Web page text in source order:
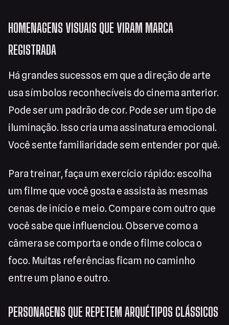
HOMENAGENS VISUAIS QUE VIRAM MARCA
REGISTRADA
Há grandes sucessos em que a direção de arte
usa símbolos reconhecíveis do cinema anterior.
Pode ser um padrão de cor. Pode ser um tipo de
iluminação. Isso cria uma assinatura emocional.
Você sente familiaridade sem entender por quê.
Para treinar, faça um exercício rápido: escolha
um filme que você gosta e assista às mesmas
cenas de início e meio. Compare com outro que
você sabe que influenciou. Observe como a
câmera se comporta e onde o filme coloca o
foco. Muitas referências ficam no caminho
entre um plano e outro.
PERSONAGENS QUE REPETEM ARQUÉTIPOS CLÁSSICOS